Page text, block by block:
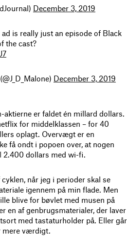
December 3, 2019
is really just an episode of Black
the cast?
December 3, 2019
aktierne er faldet én millard dollars.
for middelklassen – for 40
oplagt. Overvægt er en
få ondt i popoen over, at nogen
2.400 dollars med wi-fi.
når jeg i perioder skal se
igennem på min flade. Men
blive for bøvlet med musen på
en af genbrugsmaterialer, der laver
med tastaturholder på. Eller går
mere værdigt.